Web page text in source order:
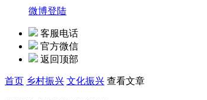
微博登陆
客服电话
官方微信
返回顶部
首页 乡村振兴 文化振兴 查看文章